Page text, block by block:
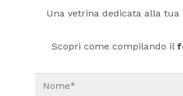
Una vetrina dedicata alla
Scopri come compilando il